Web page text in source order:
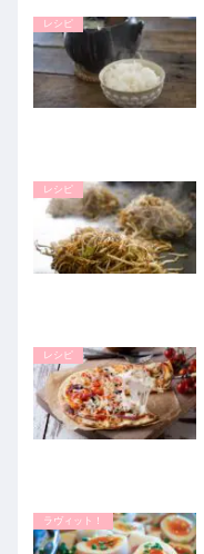
レシピ
レシピ
レシピ
ラヴィット！